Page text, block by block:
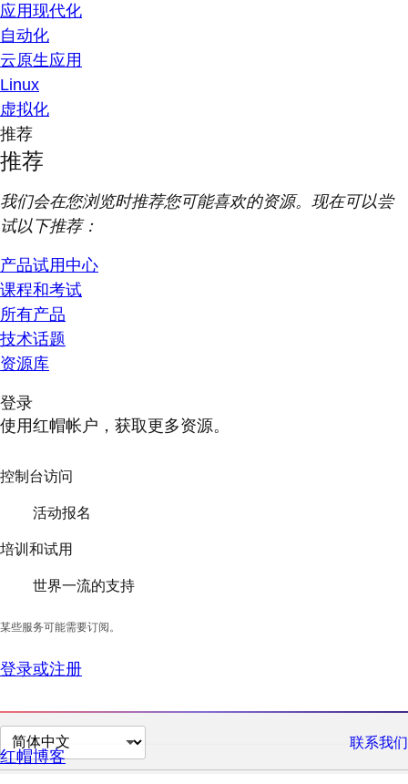
应用现代化
自动化
云原生应用
Linux
虚拟化
推荐
推荐
我们会在您浏览时推荐您可能喜欢的资源。现在可以尝
试以下推荐：
产品试用中心
课程和考试
所有产品
技术话题
资源库
登录
使用红帽帐户，获取更多资源。
控制台访问
活动报名
培训和试用
世界一流的支持
某些服务可能需要订阅。
登录或注册
切
换
联系我们
红帽博客